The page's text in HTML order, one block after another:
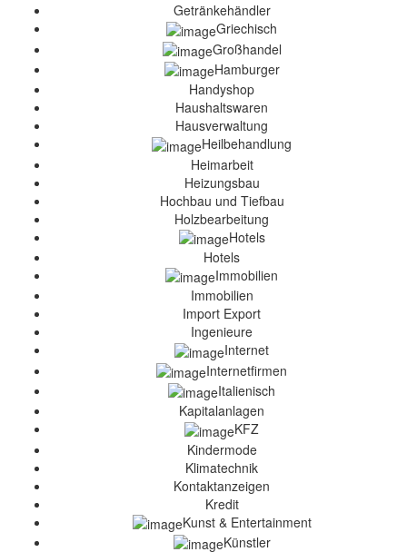
Getränkehändler
Griechisch
Großhandel
Hamburger
Handyshop
Haushaltswaren
Hausverwaltung
Heilbehandlung
Heimarbeit
Heizungsbau
Hochbau und Tiefbau
Holzbearbeitung
Hotels
Hotels
Immobilien
Immobilien
Import Export
Ingenieure
Internet
Internetfirmen
Italienisch
Kapitalanlagen
KFZ
Kindermode
Klimatechnik
Kontaktanzeigen
Kredit
Kunst & Entertainment
Künstler